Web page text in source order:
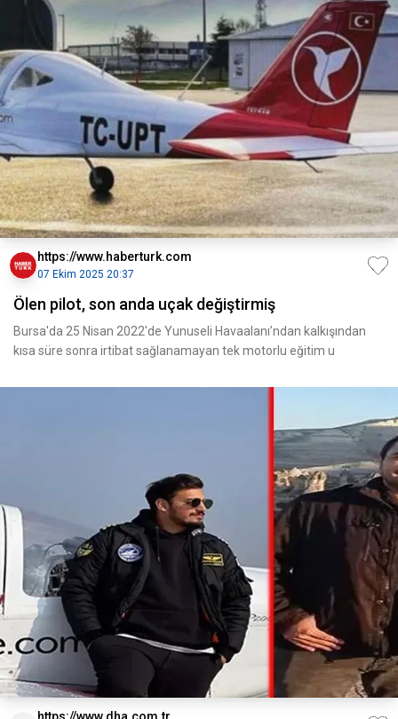
https://www.haberturk.com
07 Ekim 2025 20:37
Ölen pilot, son anda uçak değiştirmiş
Bursa'da 25 Nisan 2022'de Yunuseli Havaalanı’ndan kalkışından
kısa süre sonra irtibat sağlanamayan tek motorlu eğitim u